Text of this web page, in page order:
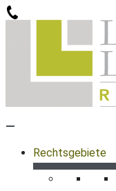
Zum
Rechtsgebiete